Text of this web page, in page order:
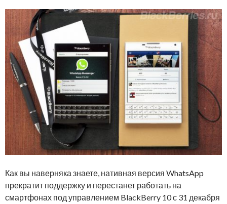
Как вы наверняка знаете, нативная версия WhatsApp
прекратит поддержку и перестанет работать на
смартфонах под управлением BlackBerry 10 с 31 декабря